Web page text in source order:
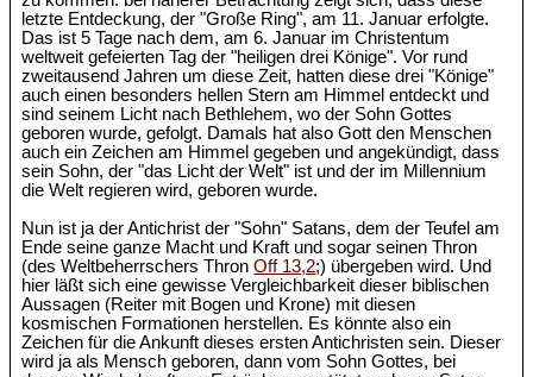
letzte Entdeckung, der "Große Ring", am 11. Januar erfolgte.
Das ist 5 Tage nach dem, am 6. Januar im Christentum
weltweit gefeierten Tag der "heiligen drei Könige". Vor rund
zweitausend Jahren um diese Zeit, hatten diese drei "Könige"
auch einen besonders hellen Stern am Himmel entdeckt und
sind seinem Licht nach Bethlehem, wo der Sohn Gottes
geboren wurde, gefolgt. Damals hat also Gott den Menschen
auch ein Zeichen am Himmel gegeben und angekündigt, dass
sein Sohn, der "das Licht der Welt" ist und der im Millennium
die Welt regieren wird, geboren wurde.
Nun ist ja der Antichrist der "Sohn" Satans, dem der Teufel am
Ende seine ganze Macht und Kraft und sogar seinen Thron
(des Weltbeherrschers ThronOff 13,2;) übergeben wird. Und
hier läßt sich eine gewisse Vergleichbarkeit dieser biblischen
Aussagen (Reiter mit Bogen und Krone) mit diesen
kosmischen Formationen herstellen. Es könnte also ein
Zeichen für die Ankunft dieses ersten Antichristen sein. Dieser
wird ja als Mensch geboren, dann vom Sohn Gottes, bei